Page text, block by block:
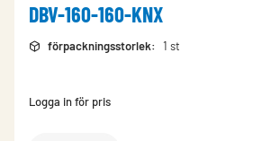
DBV-160-160-KNX
förpackningsstorlek: 1 st
Logga in för pris